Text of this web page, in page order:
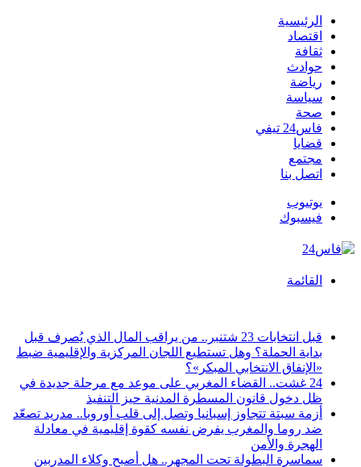
الرئيسية
اقتصاد
ثقافة
حوادث
رياضة
سياسة
صحة
فاس24 تيفي
قضايا
مجتمع
اتصل بنا
يوتيوب
فيسبوك
القائمة
قبل انتخابات 23 شتنبر.. من يراقب المال الذي يُصرف قبل
بداية الحملة؟ وهل تستطيع اللجان المركزية والإقليمية ضبط
«الإنفاق الانتخابي المبكر»؟
24 غشت.. القضاء المغربي على موعد مع مرحلة جديدة في
ظل دخول قانون المسطرة المدنية حيز التنفيذ
أزمة سبتة تتجاوز إسبانيا وتصل إلى قلب أوروبا.. مدريد تصعّد
ضد روما والمغرب يفرض نفسه كقوة إقليمية في معادلة
الهجرة والأمن
سماسرة البطولة تحت المجهر.. هل أصبح وكلاء المدربين